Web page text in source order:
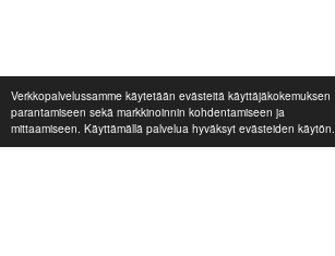
Verkkopalvelussamme käytetään evästeitä käyttäjäkokemuksen
parantamiseen sekä markkinoinnin kohdentamiseen ja
mittaamiseen. Käyttämällä palvelua hyväksyt evästeiden käytön.